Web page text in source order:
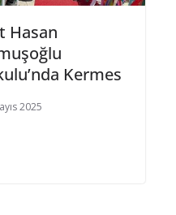
Hasan
Kermes
2025